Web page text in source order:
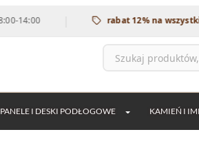
| rabat 12% na wszystkie
PANELE I DESKI PODŁOGOWE KAMIEŃ I